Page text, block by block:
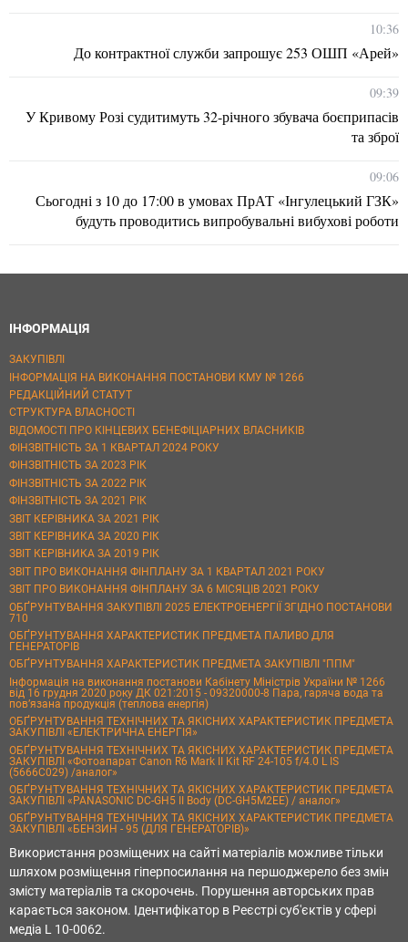
10:36
До контрактної служби запрошує 253 ОШП «Арей»
09:39
У Кривому Розі судитимуть 32-річного збувача боєприпасів
та зброї
09:06
Сьогодні з 10 до 17:00 в умовах ПрАТ «Інгулецький ГЗК»
будуть проводитись випробувальні вибухові роботи
ІНФОРМАЦІЯ
ЗАКУПІВЛІ
ІНФОРМАЦІЯ НА ВИКОНАННЯ ПОСТАНОВИ КМУ № 1266
РЕДАКЦІЙНИЙ СТАТУТ
СТРУКТУРА ВЛАСНОСТІ
ВІДОМОСТІ ПРО КІНЦЕВИХ БЕНЕФІЦІАРНИХ ВЛАСНИКІВ
ФІНЗВІТНІСТЬ ЗА 1 КВАРТАЛ 2024 РОКУ
ФІНЗВІТНІСТЬ ЗА 2023 РІК
ФІНЗВІТНІСТЬ ЗА 2022 РІК
ФІНЗВІТНІСТЬ ЗА 2021 РІК
ЗВІТ КЕРІВНИКА ЗА 2021 РІК
ЗВІТ КЕРІВНИКА ЗА 2020 РІК
ЗВІТ КЕРІВНИКА ЗА 2019 РІК
ЗВІТ ПРО ВИКОНАННЯ ФІНПЛАНУ ЗА 1 КВАРТАЛ 2021 РОКУ
ЗВІТ ПРО ВИКОНАННЯ ФІНПЛАНУ ЗА 6 МІСЯЦІВ 2021 РОКУ
ОБҐРУНТУВАННЯ ЗАКУПІВЛІ 2025 ЕЛЕКТРОЕНЕРГІЇ ЗГІДНО ПОСТАНОВИ
710
ОБҐРУНТУВАННЯ ХАРАКТЕРИСТИК ПРЕДМЕТА ПАЛИВО ДЛЯ
ГЕНЕРАТОРІВ
ОБҐРУНТУВАННЯ ХАРАКТЕРИСТИК ПРЕДМЕТА ЗАКУПІВЛІ "ППМ"
Інформація на виконання постанови Кабінету Міністрів України № 1266
від 16 грудня 2020 року ДК 021:2015 - 09320000-8 Пара, гаряча вода та
пов’язана продукція (теплова енергія)
ОБҐРУНТУВАННЯ ТЕХНІЧНИХ ТА ЯКІСНИХ ХАРАКТЕРИСТИК ПРЕДМЕТА
ЗАКУПІВЛІ «ЕЛЕКТРИЧНА ЕНЕРГІЯ»
ОБҐРУНТУВАННЯ ТЕХНІЧНИХ ТА ЯКІСНИХ ХАРАКТЕРИСТИК ПРЕДМЕТА
ЗАКУПІВЛІ «Фотоапарат Canon R6 Mark II Kit RF 24-105 f/4.0 L IS
(5666C029) /аналог»
ОБҐРУНТУВАННЯ ТЕХНІЧНИХ ТА ЯКІСНИХ ХАРАКТЕРИСТИК ПРЕДМЕТА
ЗАКУПІВЛІ «PANASONIC DC-GH5 II Body (DC-GH5M2EE) / аналог»
ОБҐРУНТУВАННЯ ТЕХНІЧНИХ ТА ЯКІСНИХ ХАРАКТЕРИСТИК ПРЕДМЕТА
ЗАКУПІВЛІ «БЕНЗИН - 95 (ДЛЯ ГЕНЕРАТОРІВ)»
Використання розміщених на сайті матеріалів можливе тільки
шляхом розміщення гіперпосилання на першоджерело без змін
змісту матеріалів та скорочень. Порушення авторських прав
карається законом. Ідентифікатор в Реєстрі суб'єктів у сфері
медіа L 10-0062.